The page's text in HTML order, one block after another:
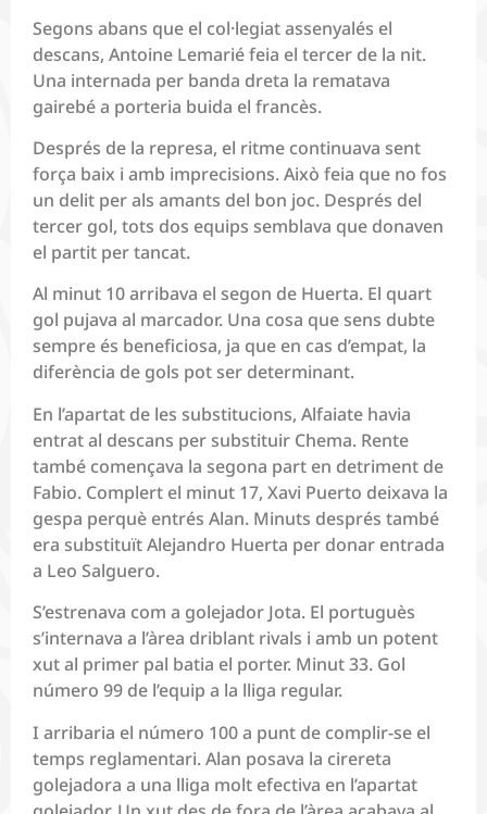
Segons abans que el col·legiat assenyalés el
descans, Antoine Lemarié feia el tercer de la nit.
Una internada per banda dreta la rematava
gairebé a porteria buida el francès.
Després de la represa, el ritme continuava sent
força baix i amb imprecisions. Això feia que no fos
un delit per als amants del bon joc. Després del
tercer gol, tots dos equips semblava que donaven
el partit per tancat.
Al minut 10 arribava el segon de Huerta. El quart
gol pujava al marcador. Una cosa que sens dubte
sempre és beneficiosa, ja que en cas d’empat, la
diferència de gols pot ser determinant.
En l’apartat de les substitucions, Alfaiate havia
entrat al descans per substituir Chema. Rente
també començava la segona part en detriment de
Fabio. Complert el minut 17, Xavi Puerto deixava la
gespa perquè entrés Alan. Minuts després també
era substituït Alejandro Huerta per donar entrada
a Leo Salguero.
S’estrenava com a golejador Jota. El portuguès
s’internava a l’àrea driblant rivals i amb un potent
xut al primer pal batia el porter. Minut 33. Gol
número 99 de l’equip a la lliga regular.
I arribaria el número 100 a punt de complir-se el
temps reglamentari. Alan posava la cirereta
golejadora a una lliga molt efectiva en l’apartat